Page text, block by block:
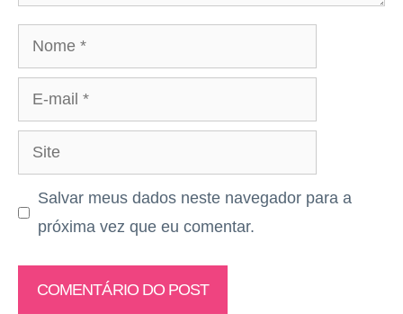
Nome
mail
Site
Salvar meus dados neste navegador para a
próxima vez que eu comentar.